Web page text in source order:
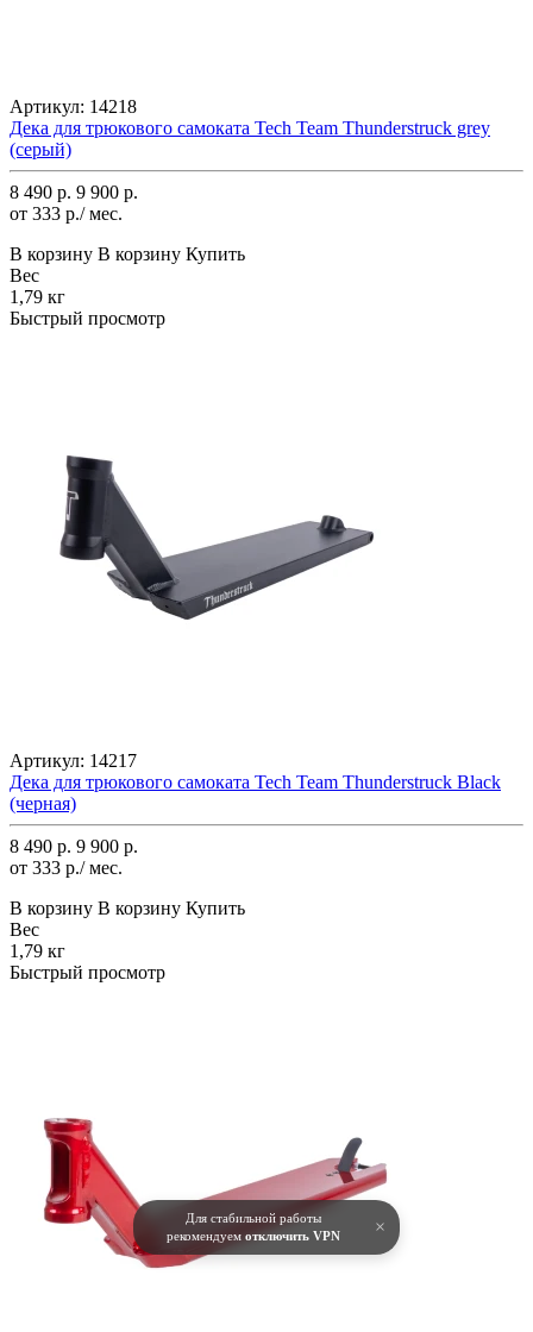
Для стабильной работы
рекомендуем отключить VPN ×
Артикул: 14218
Дека для трюкового самоката Tech Team Thunderstruck grey
(серый)
8 490 р. 9 900 р.
от 333 р./ мес.
В корзину В корзину Купить
Вес
1,79 кг
Быстрый просмотр
Артикул: 14217
Дека для трюкового самоката Tech Team Thunderstruck Black
(черная)
8 490 р. 9 900 р.
от 333 р./ мес.
В корзину В корзину Купить
Вес
1,79 кг
Быстрый просмотр